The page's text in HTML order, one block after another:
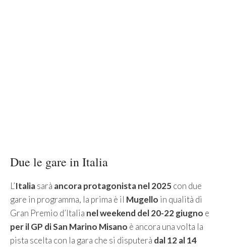
Due le gare in Italia
L’Italiasarà ancora protagonista nel 2025con due
gare in programma, la prima è il Mugello in qualità di
Gran Premio d’Italia nel weekend del 20-22 giugno e
per il GP di San Marino Misano è ancora una volta la
pista scelta con la gara che si disputerà dal 12 al 14